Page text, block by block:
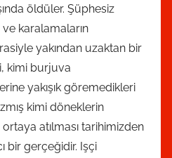
öldüler. Şüphesiz
karalamaların
yakından uzaktan bir
kimi burjuva
yakışık göremedikleri
kimi döneklerin
ortaya atılması tarihimizden
bir gerçeğidir. Işçi